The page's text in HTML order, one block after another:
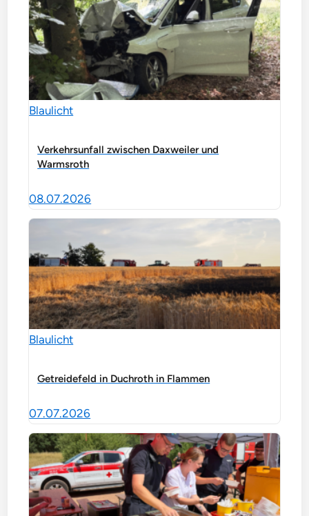
Blaulicht
Verkehrsunfall zwischen Daxweiler und
Warmsroth
08.07.2026
Blaulicht
Getreidefeld in Duchroth in Flammen
07.07.2026